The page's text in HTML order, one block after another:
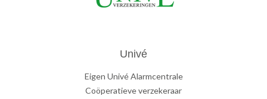
Univé
Eigen Univé Alarmcentrale
Coöperatieve verzekeraar